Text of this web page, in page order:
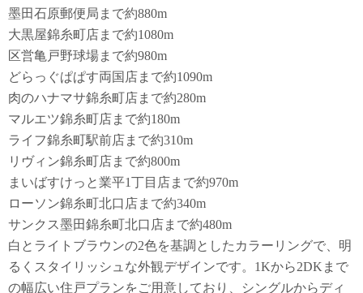
墨田石原郵便局まで約880m
大黒屋錦糸町店まで約1080m
区営亀戸野球場まで約980m
どらっぐぱぱす両国店まで約1090m
肉のハナマサ錦糸町店まで約280m
マルエツ錦糸町店まで約180m
ライフ錦糸町駅前店まで約310m
リヴィン錦糸町店まで約800m
まいばすけっと業平1丁目店まで約970m
ローソン錦糸町北口店まで約340m
サンクス墨田錦糸町北口店まで約480m
白とライトブラウンの2色を基調としたカラーリングで、明
るくスタイリッシュな外観デザインです。1Kから2DKまで
の幅広い住戸プランをご用意しており、シングルからディ